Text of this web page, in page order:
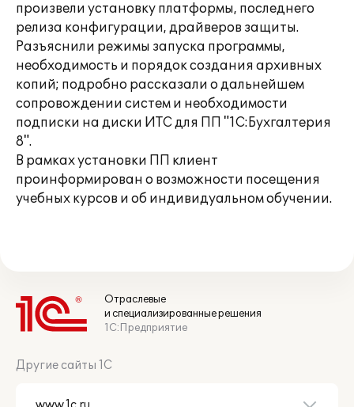
произвели установку платформы, последнего
релиза конфигурации, драйверов защиты.
Разъяснили режимы запуска программы,
необходимость и порядок создания архивных
копий; подробно рассказали о дальнейшем
сопровождении систем и необходимости
подписки на диски ИТС для ПП "1С:Бухгалтерия
8".
В рамках установки ПП клиент
проинформирован о возможности посещения
учебных курсов и об индивидуальном обучении.
Отраслевые
и специализированные решения
1С:Предприятие
Другие сайты 1С